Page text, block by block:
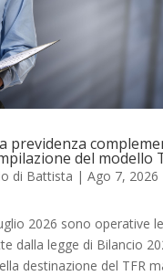
previdenza
del modello
di Battista | Ago 7, 2026
2026 sono operative
dalla legge di Bilancio
destinazione del TFR